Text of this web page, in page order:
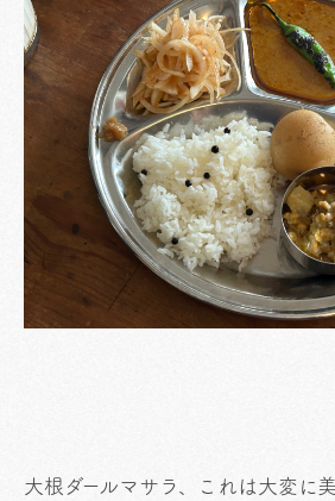
大根ダールマサラ、これは大変に